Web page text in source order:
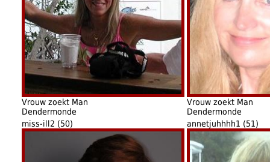
Vrouw zoekt Man
Dendermonde
Vrouw zoekt Man
Dendermonde
miss-ill2 (50)
annetjuhhhh1 (51)